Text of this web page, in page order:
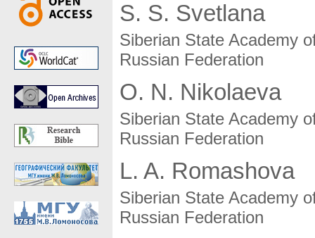
S. S. Svetlana
Siberian State Academy
Russian Federation
O. N. Nikolaeva
Siberian State Academy
Russian Federation
L. A. Romashova
Siberian State Academy
Russian Federation